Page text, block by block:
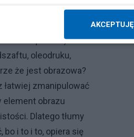
przez ułamek
współcześni
kapłanów)
oleodruku,
że jest obrazowa?
zmanipulować
element obrazu
Dlatego tłumy
bo i to i to, opiera się
AKCEPTUJĘ